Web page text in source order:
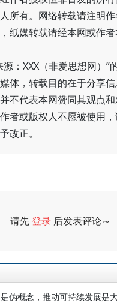
所有。网络转载请注明
纸媒转载请经本网或作
：XXX（非爱思想网）”
体，转载目的在于分享
不代表本网赞同其观点
者或版权人不愿被使用
改正。
请先登录 后发表评论～
伪概念，推动可持续发展是